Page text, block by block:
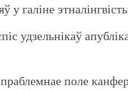
галіне
удзельнікаў
праблемнае поле